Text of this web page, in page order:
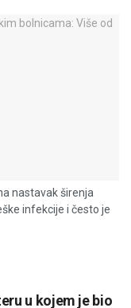
nastavak širenja
infekcije i često je
u kojem je bio